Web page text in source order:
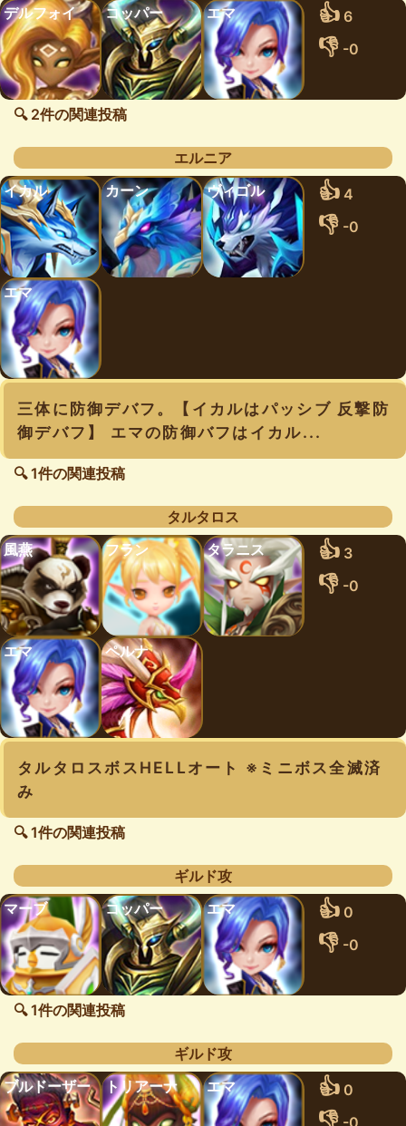
デルフォイ
コッパー エマ 👍 6
👎 -0
🔍 2件の関連投稿
エルニア
イカル
カーン ヴィゴル 👍 4
👎 -0
エマ
三体に防御デバフ。【イカルはパッシブ 反撃防
御デバフ】 エマの防御バフはイカル...
🔍 1件の関連投稿
タルタロス
風燕
フラン タラニス 👍 3
👎 -0
エマ ペルナ
タルタロスボスHELLオート ※ミニボス全滅済
み
🔍 1件の関連投稿
ギルド攻
マーブ
コッパー エマ 👍 0
👎 -0
🔍 1件の関連投稿
ギルド攻
ブルドーザー
トリアーナ エマ 👍 0
👎 -0